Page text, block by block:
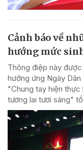
Cảnh báo về
hướng mức
Thông điệp này
hưởng ứng Ngày
"Chung tay hiện
tương lai tươi sáng"